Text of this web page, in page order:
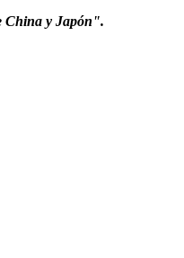
China y Japón".